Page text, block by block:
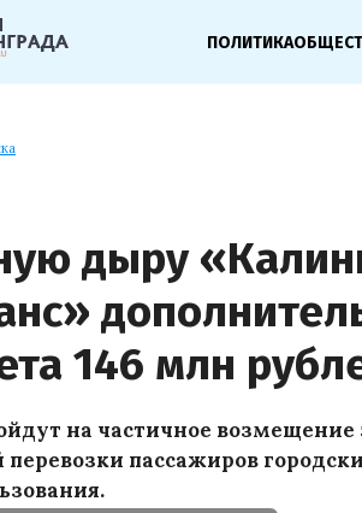
ПОЛИТИКА
дыру
146 млн
на частичное возмещение
перевозки пассажиров